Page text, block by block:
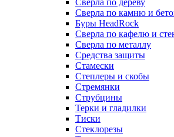
Сверла по дереву
Сверла по камню и
Буры HeadRock
Сверла по кафелю и
Сверла по металлу
Средства защиты
Стамески
Степлеры и скобы
Стремянки
Струбцины
Терки и гладилки
Тиски
Стеклорезы